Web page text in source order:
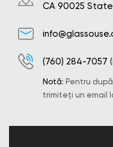
CA 90025
(760) 284-7057
Notă: Pentru
trimiteți un email